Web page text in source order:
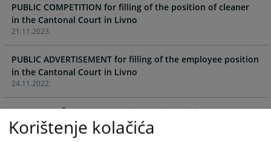
forward
to
interact
with
the
calendar
and
select
date.
forward
to
with
the
calendar
select
date.
21.11.2023.
PUBLIC COMPETITION for filling of the position of cleaner
in the Cantonal Court in Livno
24.11.2022.
PUBLIC ADVERTISEMENT for filling of the employee position
in the Cantonal Court in Livno
14.07.2020.
JAVNI NATJEČAJ za popunu radnog mjesta državnog
službenika u Kantonalnom sudu u Livnu
Korištenje kolačića